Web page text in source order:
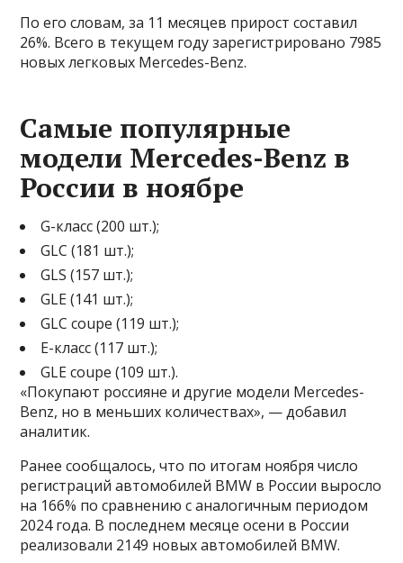
По его словам, за 11 месяцев прирост составил
26%. Всего в текущем году зарегистрировано 7985
новых легковых Mercedes-Benz.
Самые популярные
модели Mercedes-Benz в
России в ноябре
G-класс (200 шт.);
GLC (181 шт.);
GLS (157 шт.);
GLE (141 шт.);
GLC coupe (119 шт.);
E-класс (117 шт.);
GLE coupe (109 шт.).
«Покупают россияне и другие модели Mercedes-
Benz, но в меньших количествах», — добавил
аналитик.
Ранее сообщалось, что по итогам ноября число
регистраций автомобилей BMW в России выросло
на 166% по сравнению с аналогичным периодом
2024 года. В последнем месяце осени в России
реализовали 2149 новых автомобилей BMW.